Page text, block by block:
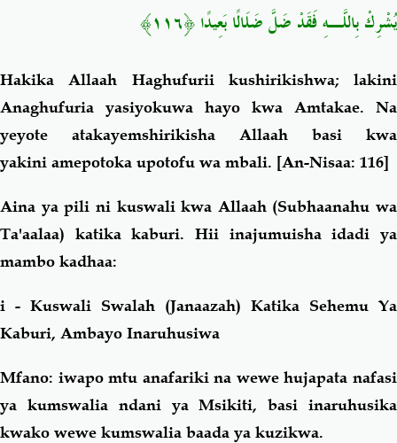
يُشْرِكْ بِاللَّـهِ فَقَدْ ضَلَّ ضَلَالًا بَعِيدًا﴿١١٦﴾
Hakika Allaah Haghufurii kushirikishwa; lakini
Anaghufuria yasiyokuwa hayo kwa Amtakae. Na
yeyote atakayemshirikisha Allaah basi kwa
yakini amepotoka upotofu wa mbali. [An-Nisaa: 116]
Aina ya pili ni kuswali kwa Allaah (Subhaanahu wa
Ta'aalaa) katika kaburi. Hii inajumuisha idadi ya
mambo kadhaa:
i - Kuswali Swalah (Janaazah) Katika Sehemu Ya
Kaburi, Ambayo Inaruhusiwa
Mfano: iwapo mtu anafariki na wewe hujapata nafasi
ya kumswalia ndani ya Msikiti, basi inaruhusika
kwako wewe kumswalia baada ya kuzikwa.